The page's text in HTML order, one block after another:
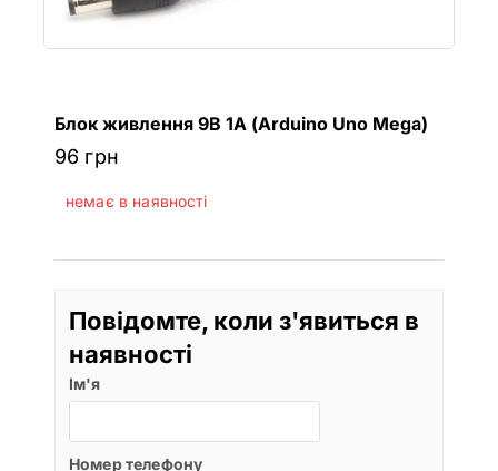
Блок живлення 9В 1А (Arduino Uno Mega)
96 грн
немає в наявності
Повідомте, коли з'явиться в
наявності
Ім'я
Номер телефону